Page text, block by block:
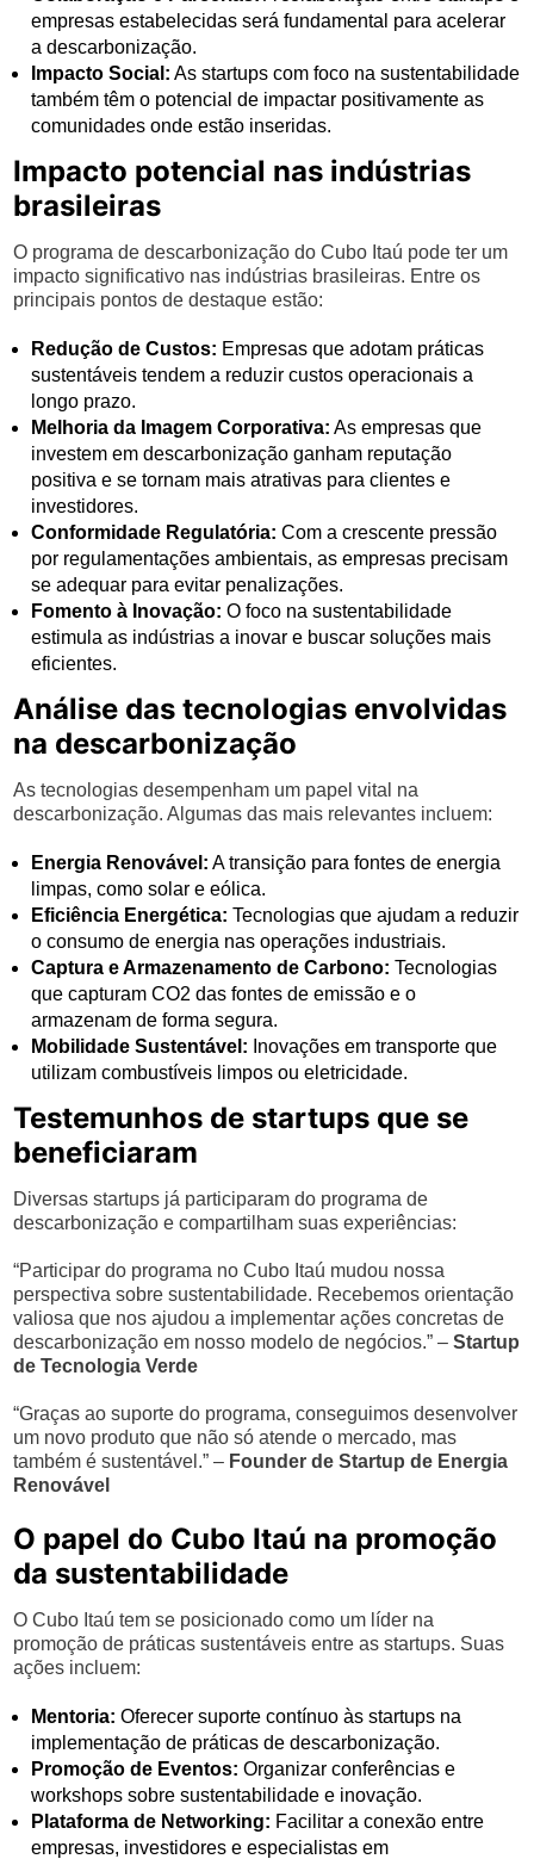
empresas estabelecidas será fundamental para acelerar
a descarbonização.
Impacto Social: As startups com foco na sustentabilidade
também têm o potencial de impactar positivamente as
comunidades onde estão inseridas.
Impacto potencial nas indústrias
brasileiras
O programa de descarbonização do Cubo Itaú pode ter um
impacto significativo nas indústrias brasileiras. Entre os
principais pontos de destaque estão:
Redução de Custos: Empresas que adotam práticas
sustentáveis tendem a reduzir custos operacionais a
longo prazo.
Melhoria da Imagem Corporativa: As empresas que
investem em descarbonização ganham reputação
positiva e se tornam mais atrativas para clientes e
investidores.
Conformidade Regulatória: Com a crescente pressão
por regulamentações ambientais, as empresas precisam
se adequar para evitar penalizações.
Fomento à Inovação: O foco na sustentabilidade
estimula as indústrias a inovar e buscar soluções mais
eficientes.
Análise das tecnologias envolvidas
na descarbonização
As tecnologias desempenham um papel vital na
descarbonização. Algumas das mais relevantes incluem:
Energia Renovável: A transição para fontes de energia
limpas, como solar e eólica.
Eficiência Energética: Tecnologias que ajudam a reduzir
o consumo de energia nas operações industriais.
Captura e Armazenamento de Carbono: Tecnologias
que capturam CO2 das fontes de emissão e o
armazenam de forma segura.
Mobilidade Sustentável: Inovações em transporte que
utilizam combustíveis limpos ou eletricidade.
Testemunhos de startups que se
beneficiaram
Diversas startups já participaram do programa de
descarbonização e compartilham suas experiências:
“Participar do programa no Cubo Itaú mudou nossa
perspectiva sobre sustentabilidade. Recebemos orientação
valiosa que nos ajudou a implementar ações concretas de
descarbonização em nosso modelo de negócios.” –Startup
de Tecnologia Verde
“Graças ao suporte do programa, conseguimos desenvolver
um novo produto que não só atende o mercado, mas
também é sustentável.” – Founder de Startup de Energia
Renovável
O papel do Cubo Itaú na promoção
da sustentabilidade
O Cubo Itaú tem se posicionado como um líder na
promoção de práticas sustentáveis entre as startups. Suas
ações incluem:
Mentoria: Oferecer suporte contínuo às startups na
implementação de práticas de descarbonização.
Promoção de Eventos: Organizar conferências e
workshops sobre sustentabilidade e inovação.
Plataforma de Networking: Facilitar a conexão entre
empresas, investidores e especialistas em